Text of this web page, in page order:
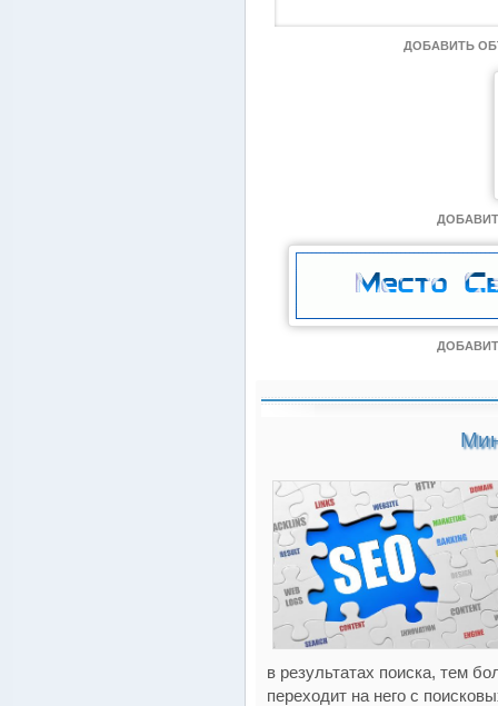
ДОБАВИТЬ
в результатах поиска, тем
переходит на него с